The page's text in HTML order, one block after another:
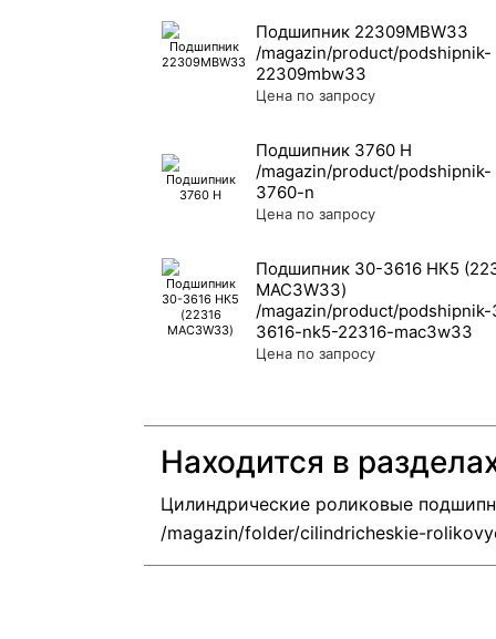
Подшипник 22309MBW33
Цена по запросу
Подшипник 3760 Н
Цена по запросу
Подшипник 30-3616 НК5
MAC3W33)
Цена по запросу
Находится в
Цилиндрические роликовые